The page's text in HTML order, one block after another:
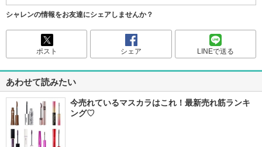
シャレンの情報をお友達にシェアしませんか？
ポスト シェア LINEで送る
あわせて読みたい
今売れているマスカラはこれ！最新売れ筋ランキ
ング♡